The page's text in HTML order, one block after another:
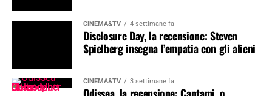
CINEMA&TV 4 settimane fa
Disclosure Day, la recensione: Steven
Spielberg insegna l’empatia con gli alieni
CINEMA&TV 3 settimane fa